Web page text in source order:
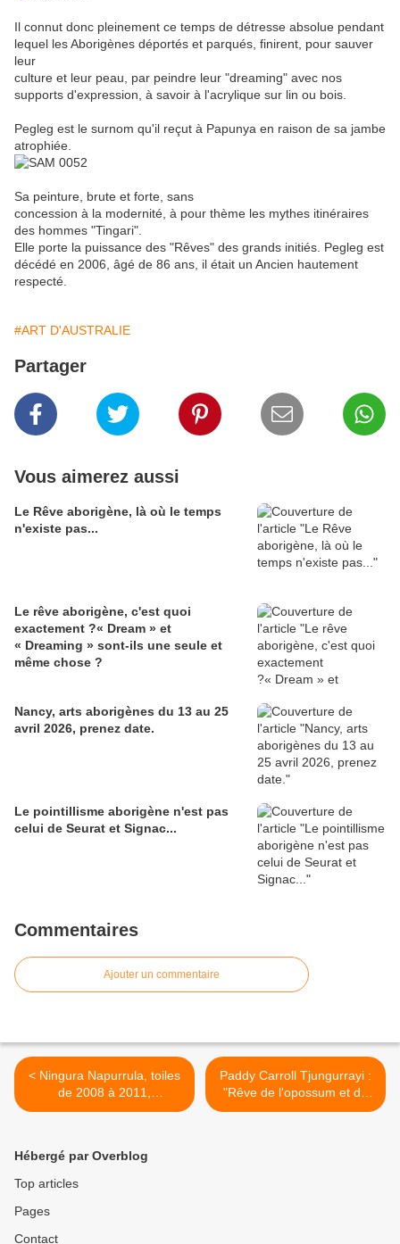
Il connut donc pleinement ce temps de détresse absolue pendant
lequel les Aborigènes déportés et parqués, finirent, pour sauver
leur
culture et leur peau, par peindre leur "dreaming" avec nos
supports d'expression, à savoir à l'acrylique sur lin ou bois.
Pegleg est le surnom qu'il reçut à Papunya en raison de sa jambe
atrophiée.
Sa peinture, brute et forte, sans
concession à la modernité, à pour thème les mythes itinéraires
des hommes "Tingari".
Elle porte la puissance des "Rêves" des grands initiés. Pegleg est
décédé en 2006, âgé de 86 ans, il était un Ancien hautement
respecté.
#ART D'AUSTRALIE
Partager
Vous aimerez aussi
Le Rêve aborigène, là où le temps
n'existe pas...
Le rêve aborigène, c'est quoi
exactement ?« Dream » et
« Dreaming » sont-ils une seule et
même chose ?
Nancy, arts aborigènes du 13 au 25
avril 2026, prenez date.
Le pointillisme aborigène n'est pas
celui de Seurat et Signac...
Commentaires
Ajouter un commentaire
< Ningura Napurrula, toiles
de 2008 à 2011,
disponibles
Paddy Carroll Tjungurrayi :
"Rêve de l'opossum et du
python" >
Hébergé par Overblog
Top articles
Pages
Contact